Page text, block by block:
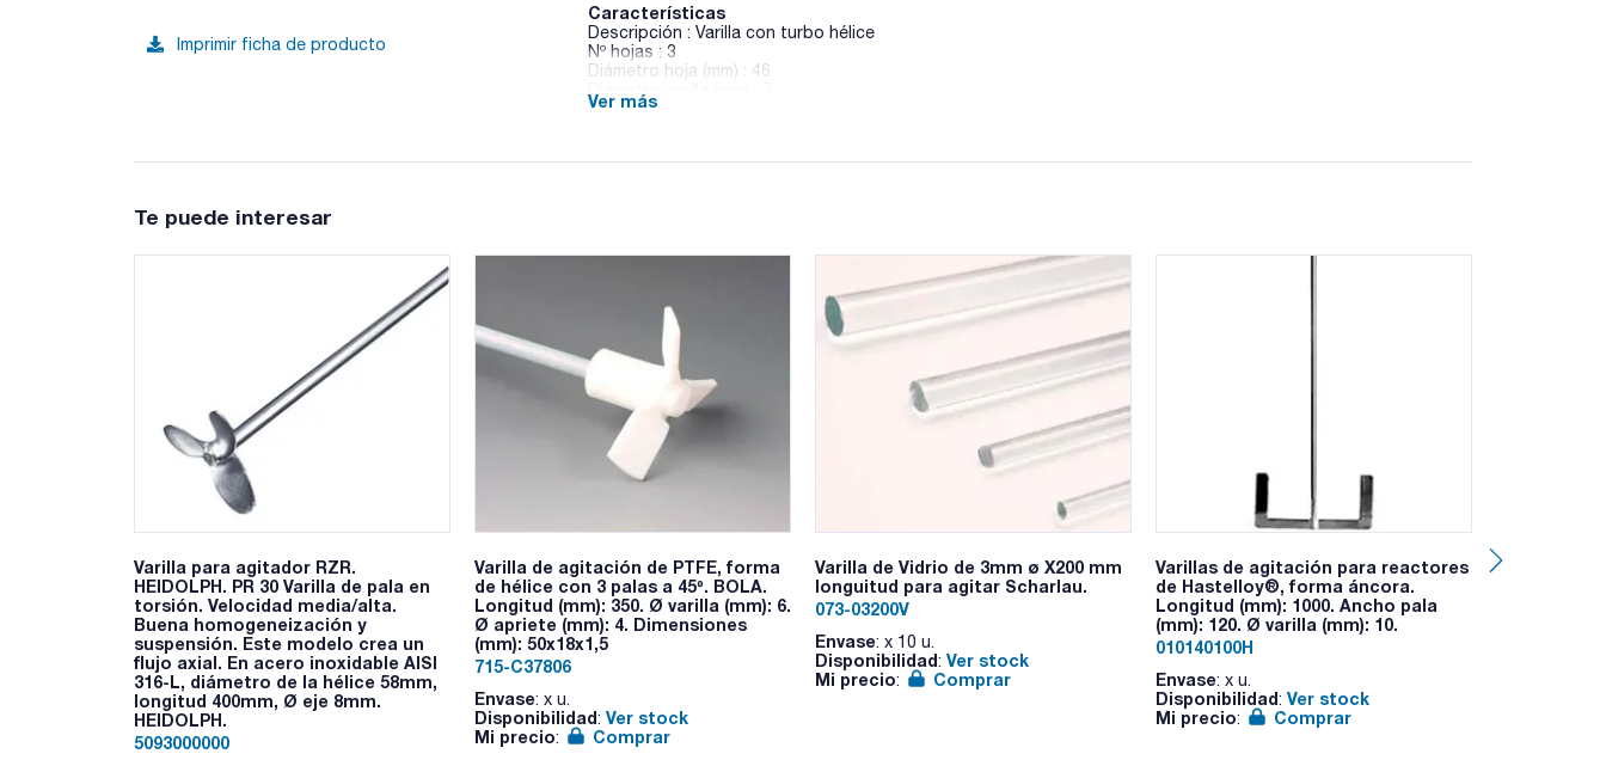
Imprimir ficha de producto
Características
Descripción : Varilla con turbo hélice
Nº hojas : 3
Diámetro hoja (mm) : 46
Longitud varilla (mm) : 400
Pack (u.) : 1
Ver más
Te puede interesar
Varilla para agitador RZR.
HEIDOLPH. PR 30 Varilla de pala en
torsión. Velocidad media/alta.
Buena homogeneización y
suspensión. Este modelo crea un
flujo axial. En acero inoxidable AISI
316-L, diámetro de la hélice 58mm,
longitud 400mm, Ø eje 8mm.
HEIDOLPH.
5093000000
Varilla de agitación de PTFE, forma
de hélice con 3 palas a 45º. BOLA.
Longitud (mm): 350. Ø varilla (mm): 6.
Ø apriete (mm): 4. Dimensiones
(mm): 50x18x1,5
715-C37806
Envase: x u.
Disponibilidad: Ver stock
Mi precio: Comprar
Varilla de Vidrio de 3mm ø X200 mm
longuitud para agitar Scharlau.
073-03200V
Envase: x 10 u.
Disponibilidad: Ver stock
Mi precio: Comprar
Varillas de agitación para reactores
de Hastelloy®, forma áncora.
Longitud (mm): 1000. Ancho pala
(mm): 120. Ø varilla (mm): 10.
010140100H
Envase: x u.
Disponibilidad: Ver stock
Mi precio: Comprar
Vaso de